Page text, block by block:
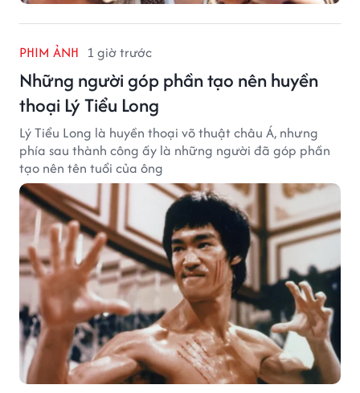
PHIM ẢNH 1 giờ trước
Những người góp phần tạo nên huyền
thoại Lý Tiểu Long
Lý Tiểu Long là huyền thoại võ thuật châu Á, nhưng
phía sau thành công ấy là những người đã góp phần
tạo nên tên tuổi của ông